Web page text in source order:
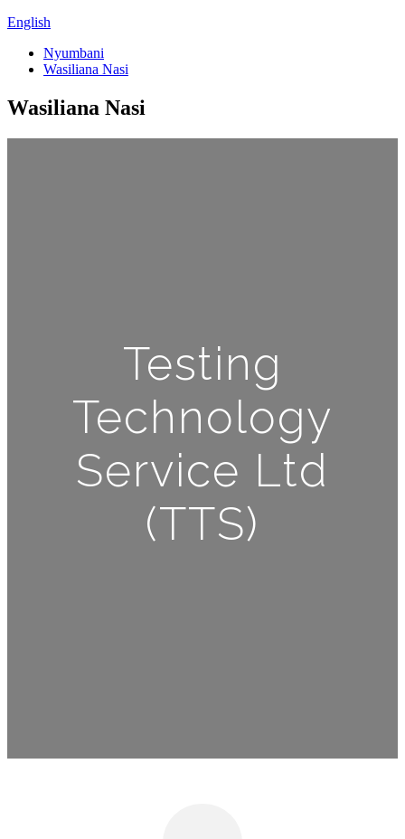
English
Nyumbani
Wasiliana Nasi
Wasiliana Nasi
Testing
Technology
Service Ltd
(TTS)